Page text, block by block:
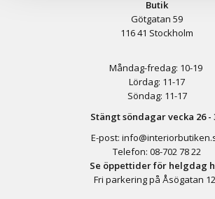
Butik
Götgatan 59
116 41 Stockholm
Måndag-fredag: 10-19
Lördag: 11-17
Söndag: 11-17
Stängt söndagar vecka 26 -
E-post:
Telefon: 08-702 78 22
Se öppettider för helgdag
Fri parkering på Åsögatan